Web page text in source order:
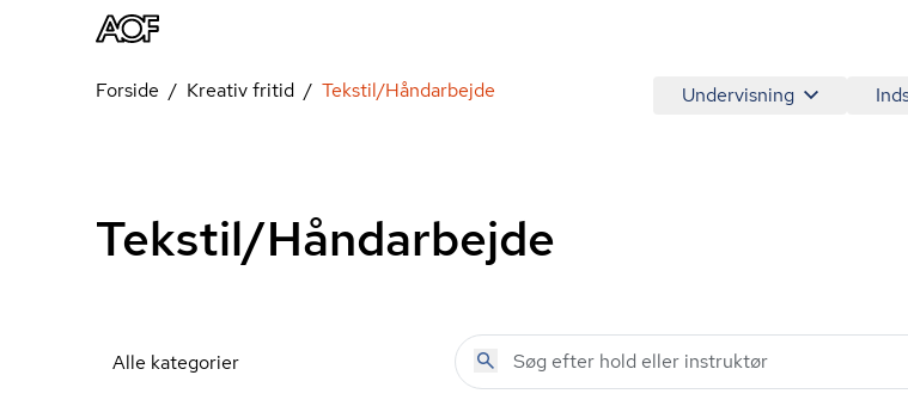
Undervisning
Forside Kreativ fritid Tekstil/Håndarbejde
Tekstil/Håndarbejde
Alle kategorier